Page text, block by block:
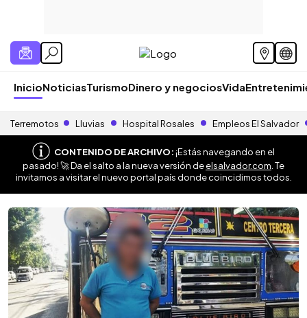
InicioNoticiasTurismoDinero y negociosVida
Terremotos Lluvias Hospital Rosales Empleos El Salvador
CONTENIDO DE ARCHIVO:¡Estás navegando en el
pasado! 🚀 Da el salto a la nueva versión deelsalvador.com . Te
invitamos a visitar el nuevo portal país donde coincidimos todos.